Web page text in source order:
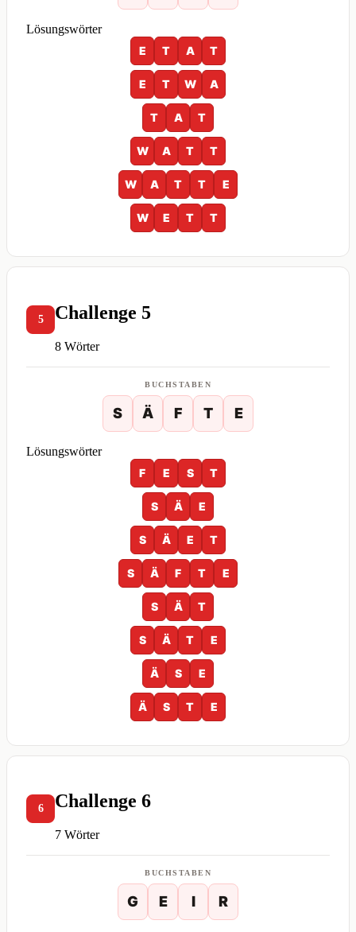
Lösungswörter
E
T A T
E T W A
T A T
W A T T
W A T T E
W E T T
5 Challenge 5
8 Wörter
BUCHSTABEN
S Ä F T E
Lösungswörter
F
E S T
S Ä E
S Ä E T
S Ä F T E
S Ä T
S Ä T E
Ä S E
Ä S T E
6 Challenge 6
7 Wörter
BUCHSTABEN
G E I R